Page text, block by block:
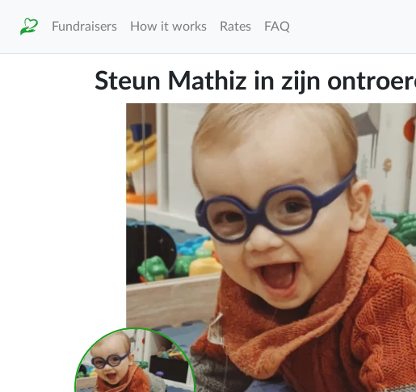
Fundraisers How it works Rates FAQ
Steun Mathiz in zijn